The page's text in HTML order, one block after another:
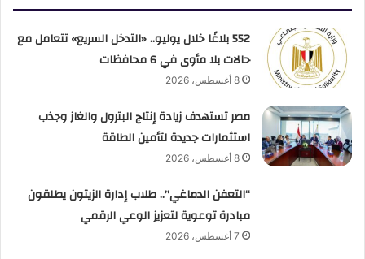
552 بلاغًا خلال يوليو.. «التدخل السريع» تتعامل مع
حالات بلا مأوى في 6 محافظات
8 أغسطس، 2026
مصر تستهدف زيادة إنتاج البترول والغاز وجذب
استثمارات جديدة لتأمين الطاقة
8 أغسطس، 2026
“التعفن الدماغي”.. طلاب إدارة الزيتون يطلقون
مبادرة توعوية لتعزيز الوعي الرقمي
7 أغسطس، 2026